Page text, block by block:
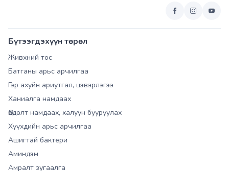
Бүтээгдэхүүн төрөл
Живхний тос
Батганы арьс арчилгаа
Гэр ахуйн ариутгал, цэвэрлэгээ
Ханиалга намдаах
Өвдөлт намдаах, халуун бууруулах
Хүүхдийн арьс арчилгаа
Ашигтай бактери
Аминдэм
Амралт зугаалга